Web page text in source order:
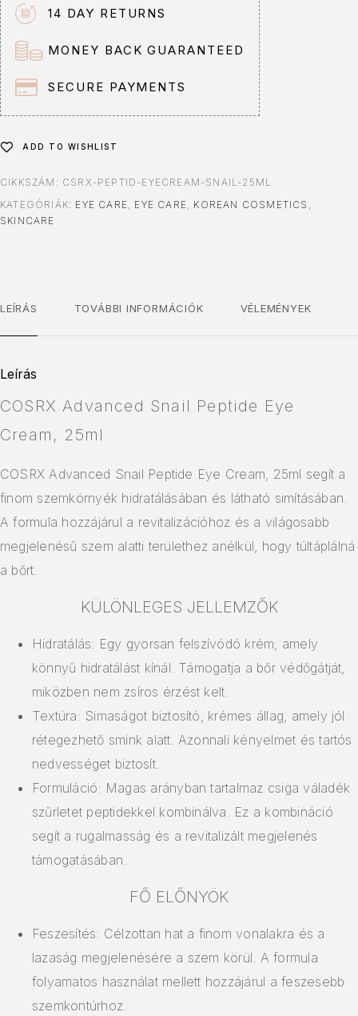
14 DAY RETURNS
MONEY BACK GUARANTEED
SECURE PAYMENTS
ADD TO WISHLIST
CIKKSZÁM: CSRX-PEPTID-EYECREAM-SNAIL-25ML
KATEGÓRIÁK: EYE CARE, EYE CARE, KOREAN COSMETICS ,
SKINCARE
LEÍRÁS TOVÁBBI INFORMÁCIÓK VÉLEMÉNYEK
Leírás
COSRX Advanced Snail Peptide Eye
Cream, 25ml
COSRX Advanced Snail Peptide Eye Cream, 25ml segít a
finom szemkörnyék hidratálásában és látható simításában.
A formula hozzájárul a revitalizációhoz és a világosabb
megjelenésű szem alatti területhez anélkül, hogy túltáplálná
a bőrt.
KÜLÖNLEGES JELLEMZŐK
Hidratálás: Egy gyorsan felszívódó krém, amely
könnyű hidratálást kínál. Támogatja a bőr védőgátját,
miközben nem zsíros érzést kelt.
Textúra: Simaságot biztosító, krémes állag, amely jól
rétegezhető smink alatt. Azonnali kényelmet és tartós
nedvességet biztosít.
Formuláció: Magas arányban tartalmaz csiga váladék
szűrletet peptidekkel kombinálva. Ez a kombináció
segít a rugalmasság és a revitalizált megjelenés
támogatásában.
FŐ ELŐNYÖK
Feszesítés: Célzottan hat a finom vonalakra és a
lazaság megjelenésére a szem körül. A formula
folyamatos használat mellett hozzájárul a feszesebb
szemkontúrhoz.